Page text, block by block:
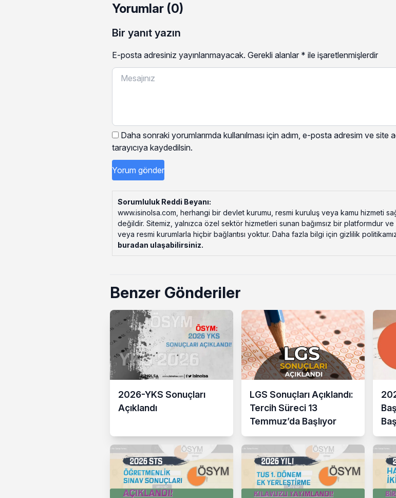
Yorumlar (0)
Bir yanıt yazın
E-posta adresiniz yayınlanmayacak. Gerekli alanlar * ile işaretlenmişlerdir
Daha sonraki yorumlarımda kullanılması için adım, e-posta adresim ve site
tarayıcıya kaydedilsin.
Sorumluluk Reddi Beyanı:
www.isinolsa.com, herhangi bir devlet kurumu, resmi kuruluş veya kamu hizmeti
değildir. Sitemiz, yalnızca özel sektör hizmetleri sunan bağımsız bir platformdur
veya resmi kurumlarla hiçbir bağlantısı yoktur. Daha fazla bilgi için gizlilik
buradan ulaşabilirsiniz.
Benzer Gönderiler
2026-YKS Sonuçları
Açıklandı
LGS Sonuçları Açıklandı:
Tercih Süreci 13
Temmuz’da Başlıyor